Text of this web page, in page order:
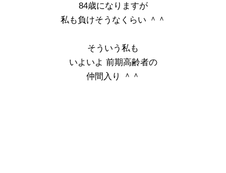
84歳になりますが
私も負けそうなくらい ＾＾
そういう私も
いよいよ 前期高齢者の
仲間入り ＾＾